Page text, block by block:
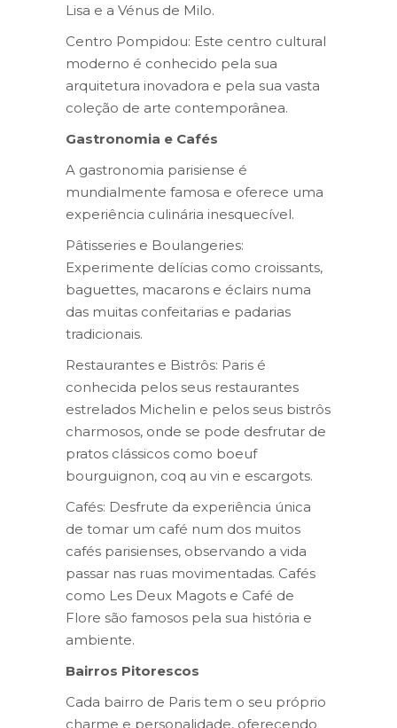
Lisa e a Vénus de Milo.
Centro Pompidou: Este centro cultural
moderno é conhecido pela sua
arquitetura inovadora e pela sua vasta
coleção de arte contemporânea.
Gastronomia e Cafés
A gastronomia parisiense é
mundialmente famosa e oferece uma
experiência culinária inesquecível.
Pâtisseries e Boulangeries:
Experimente delícias como croissants,
baguettes, macarons e éclairs numa
das muitas confeitarias e padarias
tradicionais.
Restaurantes e Bistrôs: Paris é
conhecida pelos seus restaurantes
estrelados Michelin e pelos seus bistrôs
charmosos, onde se pode desfrutar de
pratos clássicos como boeuf
bourguignon, coq au vin e escargots.
Cafés: Desfrute da experiência única
de tomar um café num dos muitos
cafés parisienses, observando a vida
passar nas ruas movimentadas. Cafés
como Les Deux Magots e Café de
Flore são famosos pela sua história e
ambiente.
Bairros Pitorescos
Cada bairro de Paris tem o seu próprio
charme e personalidade, oferecendo